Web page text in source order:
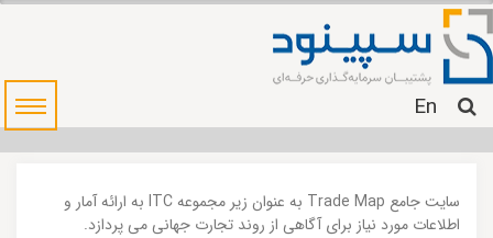
En
سایت جامع Trade Map به عنوان زیر مجموعه ITC به ارائه آمار و
اطلاعات مورد نیاز برای آگاهی از روند تجارت جهانی می پردازد.